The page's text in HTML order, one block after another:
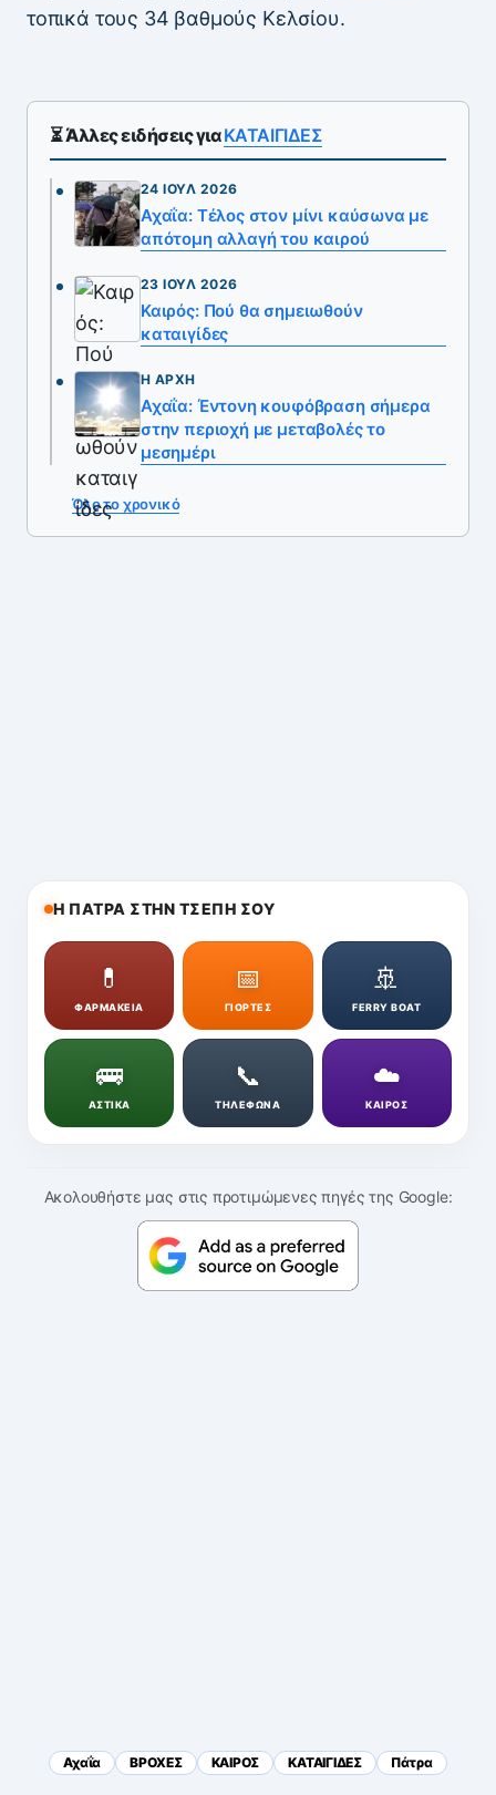
τοπικά τους 34 βαθμούς Κελσίου.
⏳ Άλλες ειδήσεις γιαΚΑΤΑΙΓΙΔΕΣ
24 ΙΟΎΛ 2026
Αχαΐα: Τέλος στον μίνι καύσωνα με
απότομη αλλαγή του καιρού
23 ΙΟΎΛ 2026
Καιρός: Πού θα σημειωθούν
καταιγίδες
Η ΑΡΧΉ
Αχαΐα: Έντονη κουφόβραση σήμερα
στην περιοχή με μεταβολές το
μεσημέρι
Όλο το χρονικό
Η ΠΑΤΡΑ ΣΤΗΝ ΤΣΕΠΗ ΣΟΥ
💊
ΦΑΡΜΑΚΕΙΑ
📅
ΓΙΟΡΤΕΣ
🚢
FERRY BOAT
🚌
ΑΣΤΙΚΑ
📞
ΤΗΛΕΦΩΝΑ
☁️
ΚΑΙΡΟΣ
Ακολουθήστε μας στις προτιμώμενες πηγές της Google:
Αχαΐα ΒΡΟΧΕΣ ΚΑΙΡΟΣ ΚΑΤΑΙΓΙΔΕΣ Πάτρα